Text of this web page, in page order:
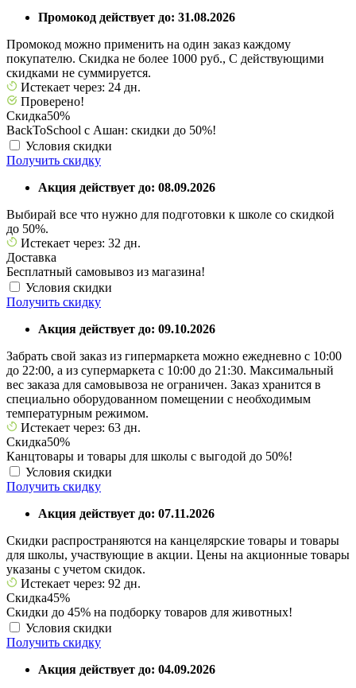
Промокод действует до: 31.08.2026
Промокод можно применить на один заказ каждому
покупателю. Скидка не более 1000 руб., С действующими
скидками не суммируется.
Истекает через: 24 дн.
Проверено!
Скидка50%
BackToSchool с Ашан: скидки до 50%!
Условия скидки
Получить скидку
Акция действует до: 08.09.2026
Выбирай все что нужно для подготовки к школе со скидкой
до 50%.
Истекает через: 32 дн.
Доставка
Бесплатный самовывоз из магазина!
Условия скидки
Получить скидку
Акция действует до: 09.10.2026
Забрать свой заказ из гипермаркета можно ежедневно с 10:00
до 22:00, а из супермаркета с 10:00 до 21:30. Максимальный
вес заказа для самовывоза не ограничен. Заказ хранится в
специально оборудованном помещении с необходимым
температурным режимом.
Истекает через: 63 дн.
Скидка50%
Канцтовары и товары для школы с выгодой до 50%!
Условия скидки
Получить скидку
Акция действует до: 07.11.2026
Скидки распространяются на канцелярские товары и товары
для школы, участвующие в акции. Цены на акционные товары
указаны с учетом скидок.
Истекает через: 92 дн.
Скидка45%
Скидки до 45% на подборку товаров для животных!
Условия скидки
Получить скидку
Акция действует до: 04.09.2026